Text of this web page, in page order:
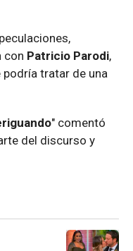
con Patricio Parodi,
tratar de una
" comentó
del discurso y